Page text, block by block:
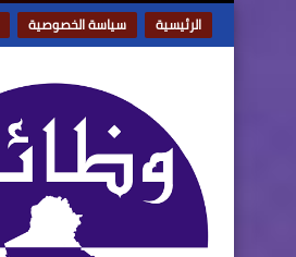
الرئيسية سياسة الخصوصية